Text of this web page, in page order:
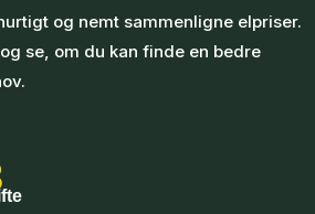
og nemt sammenligne elpriser.
se, om du kan finde en bedre